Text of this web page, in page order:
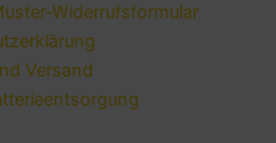
Widerrufsformular
Versand